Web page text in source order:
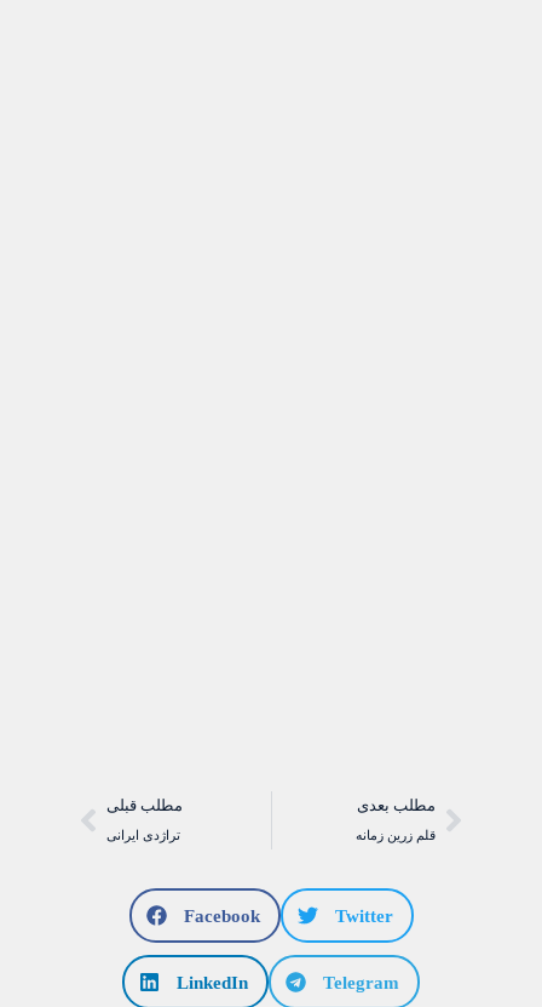
مطلب قبلی
تراژدی ایرانی
مطلب بعدی
قلم زرين زمانه
Facebook Twitter
LinkedIn Telegram